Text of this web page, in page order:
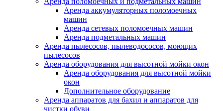
Аренда аккумуляторных поломоечных
машин
Аренда сетевых поломоечных машин
Аренда подметальных машин
Аренда пылесосов, пылеводососов, моющих
пылесосов
Аренда оборудования для высотной мойки окон
Аренда оборудования для высотной мойки
окон
Дополнительное оборудование
Аренда аппаратов для бахил и аппаратов для
чистки обуви